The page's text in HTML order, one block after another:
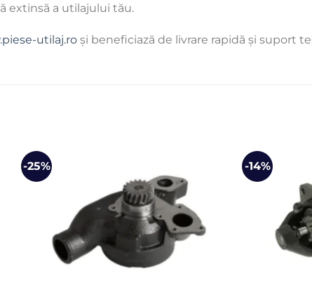
extinsă a utilajului tău.
utilaj.ro și beneficiază de livrare rapidă și suport
-25% -14%